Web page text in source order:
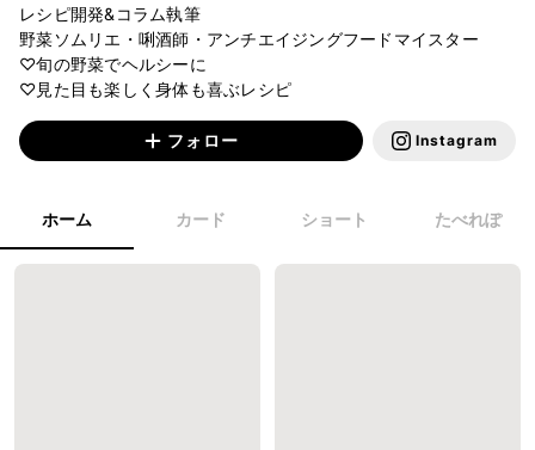
レシピ開発&コラム執筆
野菜ソムリエ・唎酒師・アンチエイジングフードマイスター
♡旬の野菜でヘルシーに
フォロー Instagram
ホーム カード ショート たべれぽ